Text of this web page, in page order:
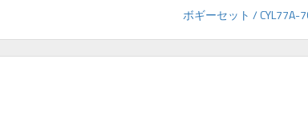
ボギーセット / CYL77A-